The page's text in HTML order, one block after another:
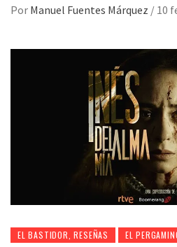
Por Manuel Fuentes Márquez / 10
EL BASTIDOR, RESEÑAS EL